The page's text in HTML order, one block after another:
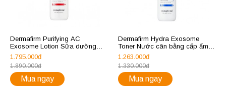
Dermafirm Purifying AC
Exosome Lotion Sữa dưỡng
chăm sóc da dầu mụn 200ml
1.795.000đ
1.890.000đ
Mua ngay
Dermafirm Hydra Exosome
Toner Nước cân bằng cấp ẩm
sâu tái sinh làn da 200ml
1.263.000đ
1.330.000đ
Mua ngay